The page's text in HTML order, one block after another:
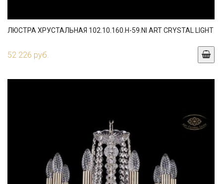
ЛЮСТРА ХРУСТАЛЬНАЯ 102.10.160.H-59.NI ART CRYSTAL LIGHT
52 226 руб.